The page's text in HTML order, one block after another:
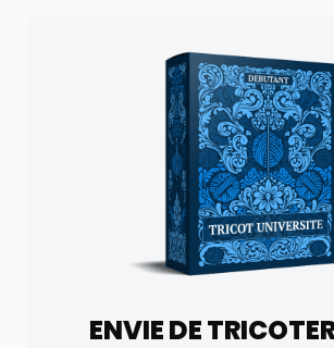
ENVIE DE